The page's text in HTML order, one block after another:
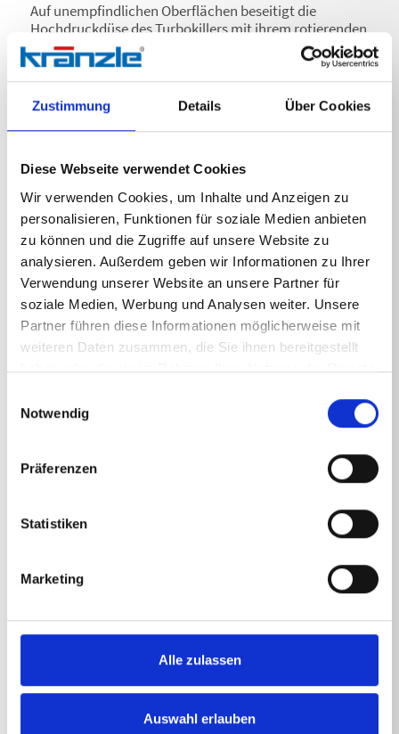
Zustimmung Details Über Cookies
Diese Webseite verwendet Cookies
Wir verwenden Cookies, um Inhalte und Anzeigen zu
personalisieren, Funktionen für soziale Medien anbieten
zu können und die Zugriffe auf unsere Website zu
analysieren. Außerdem geben wir Informationen zu Ihrer
Verwendung unserer Website an unsere Partner für
soziale Medien, Werbung und Analysen weiter. Unsere
Partner führen diese Informationen möglicherweise mit
weiteren Daten zusammen, die Sie ihnen bereitgestellt
haben oder die sie im Rahmen Ihrer Nutzung der Dienste
Notwendig
Präferenzen
Statistiken
Marketing
Alle zulassen
Auswahl erlauben
Auf unempfindlichen Oberflächen beseitigt die
Hochdruckdüse des Turbokillers mit ihrem rotierenden
Punktstrahl selbst hartnäckigste Verschmutzungen
rückstandlos.Der Turbokiller kommt zum Einsatz,
wenn maximaler Arbeitsdruck und große
Wasserleistung benötigt werden.
Technische Angaben
TECHNISCHE ANGABEN
Länge
1000mm
Lanze mit Turbokiller | 11
250bar
Wasserleistung max.
Lanze mit Turbokiller | 11
40l/min